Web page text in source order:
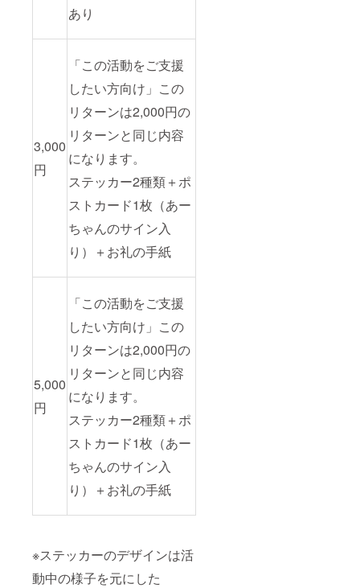
あり
3,000
円
「この活動をご支援
したい方向け」この
リターンは2,000円の
リターンと同じ内容
になります。
ステッカー2種類＋ポ
ストカード1枚（あー
ちゃんのサイン入
り）＋お礼の手紙
5,000
円
「この活動をご支援
したい方向け」この
リターンは2,000円の
リターンと同じ内容
になります。
ステッカー2種類＋ポ
ストカード1枚（あー
ちゃんのサイン入
り）＋お礼の手紙
※ステッカーのデザインは活
動中の様子を元にした